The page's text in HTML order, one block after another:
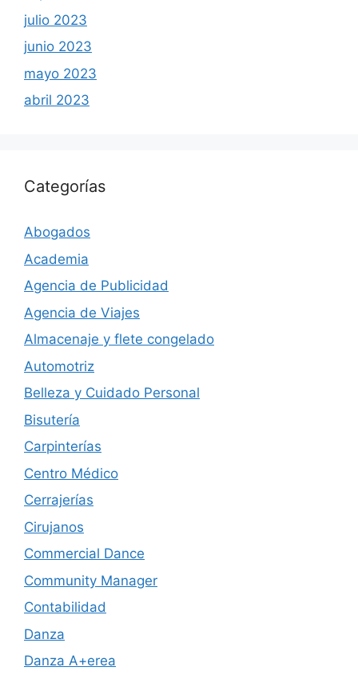
julio 2023
junio 2023
mayo 2023
abril 2023
Categorías
Abogados
Academia
Agencia de Publicidad
Agencia de Viajes
Almacenaje y flete congelado
Automotriz
Belleza y Cuidado Personal
Bisutería
Carpinterías
Centro Médico
Cerrajerías
Cirujanos
Commercial Dance
Community Manager
Contabilidad
Danza
Danza A+erea